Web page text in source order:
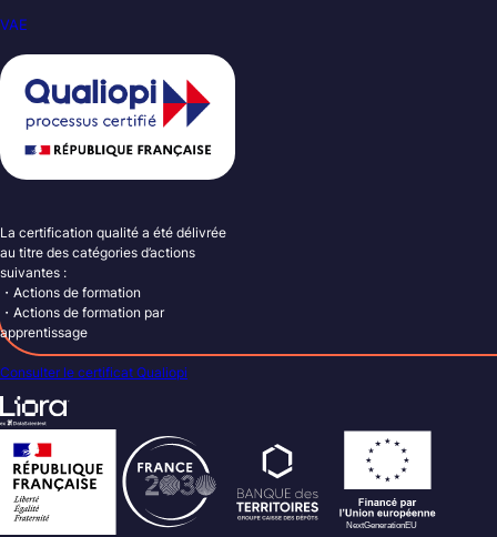
VAE
La certification qualité a été délivrée
au titre des catégories d’actions
suivantes :
・Actions de formation
・Actions de formation par
apprentissage
Consulter le certificat Qualiopi